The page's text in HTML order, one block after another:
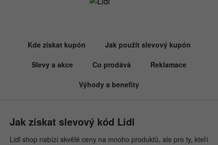
Kde získat kupón Jak použít slevový kupón
Slevy a akce Co prodává Reklamace
Výhody a benefity
Jak získat slevový kód Lidl
Lidl shop nabízí skvělé ceny na mnoho produktů, ale pro ty, kteří